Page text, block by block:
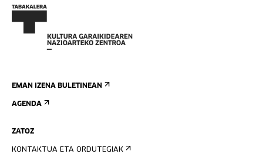
EMAN IZENA BULETINEAN
AGENDA
ZATOZ
KONTAKTUA ETA ORDUTEGIAK